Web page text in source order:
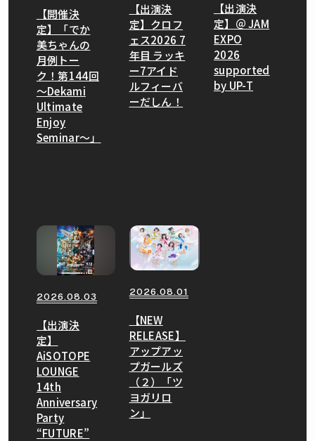
【開催決
定】「でか
美ちゃんの
月例トー
ク！第144回
〜Dekami
Ultimate
Enjoy
Seminar〜」
【出演決
定】クロフ
ェス2026 7
年目 ラッキ
ー7アイド
ルフィーバ
ーだしん！
【出演決
定】＠ JAM
EXPO
2026
supported
by UP-T
2026.08.03
【出演決
定】
AiSOTOPE
LOUNGE
14th
Anniversary
Party
“FUTURE”
2026.08.01
【NEW
RELEASE】
アップアッ
プガールズ
（２）「ツ
ヨガリロ
ン」